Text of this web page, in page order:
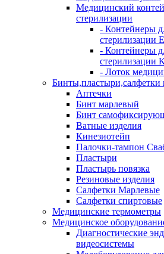
Медицинский
стерилизации
- Контейнеры
стерилизации
- Контейнеры
стерилизации
- Лоток
Бинты,пластыри,салфетки
Аптечки
Бинт марлевый
Бинт
Ватные изделия
Кинезиотейп
Палочки-тампон
Пластыри
Пластырь повязка
Резиновые изделия
Салфетки Марлевые
Салфетки спиртовые
Медицинские термометры
Медицинское
Диагностические
видеосистемы